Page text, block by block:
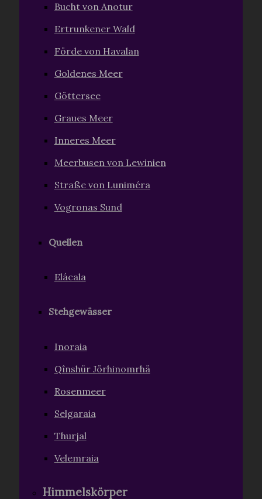
Bucht von Anotur
Ertrunkener Wald
Förde von Havalan
Goldenes Meer
Göttersee
Graues Meer
Inneres Meer
Meerbusen von Lewinien
Straße von Luniméra
Vogronas Sund
Quellen
Elácala
Stehgewässer
Inoraia
Qînshür Jörhinomrhä
Rosenmeer
Selgaraia
Thurjal
Velemraia
Himmelskörper